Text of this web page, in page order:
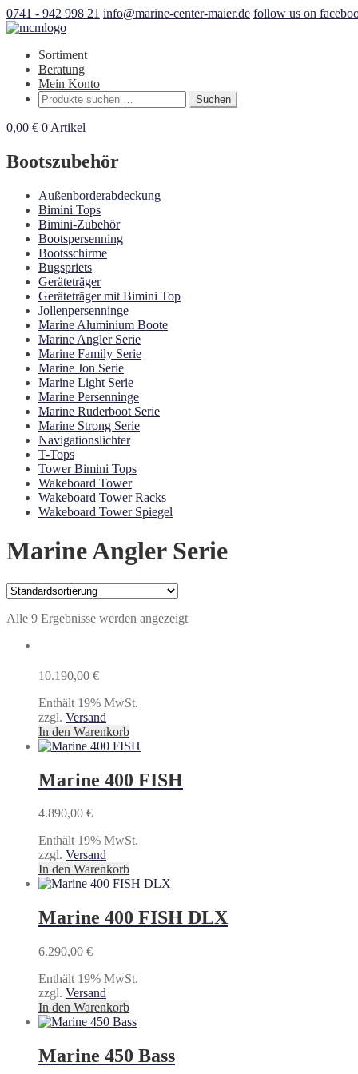
0741 - 942 998 21 info@marine-center-maier.de follow us on
Sortiment
Beratung
Mein Konto
Suchen
nach:
Suchen
0,00 € 0 Artikel
Bootszubehör
Außenborderabdeckung
Bimini Tops
Bimini-Zubehör
Bootspersenning
Bootsschirme
Bugspriets
Geräteträger
Geräteträger mit Bimini Top
Jollenpersenninge
Marine Aluminium Boote
Marine Angler Serie
Marine Family Serie
Marine Jon Serie
Marine Light Serie
Marine Persenninge
Marine Ruderboot Serie
Marine Strong Serie
Navigationslichter
T-Tops
Tower Bimini Tops
Wakeboard Tower
Wakeboard Tower Racks
Wakeboard Tower Spiegel
Marine Angler Serie
Alle 9 Ergebnisse werden angezeigt
10.190,00 €
Enthält 19% MwSt.
zzgl. Versand
In den Warenkorb
Marine 400 FISH
4.890,00 €
Enthält 19% MwSt.
zzgl. Versand
In den Warenkorb
Marine 400 FISH DLX
6.290,00 €
Enthält 19% MwSt.
zzgl. Versand
In den Warenkorb
Marine 450 Bass